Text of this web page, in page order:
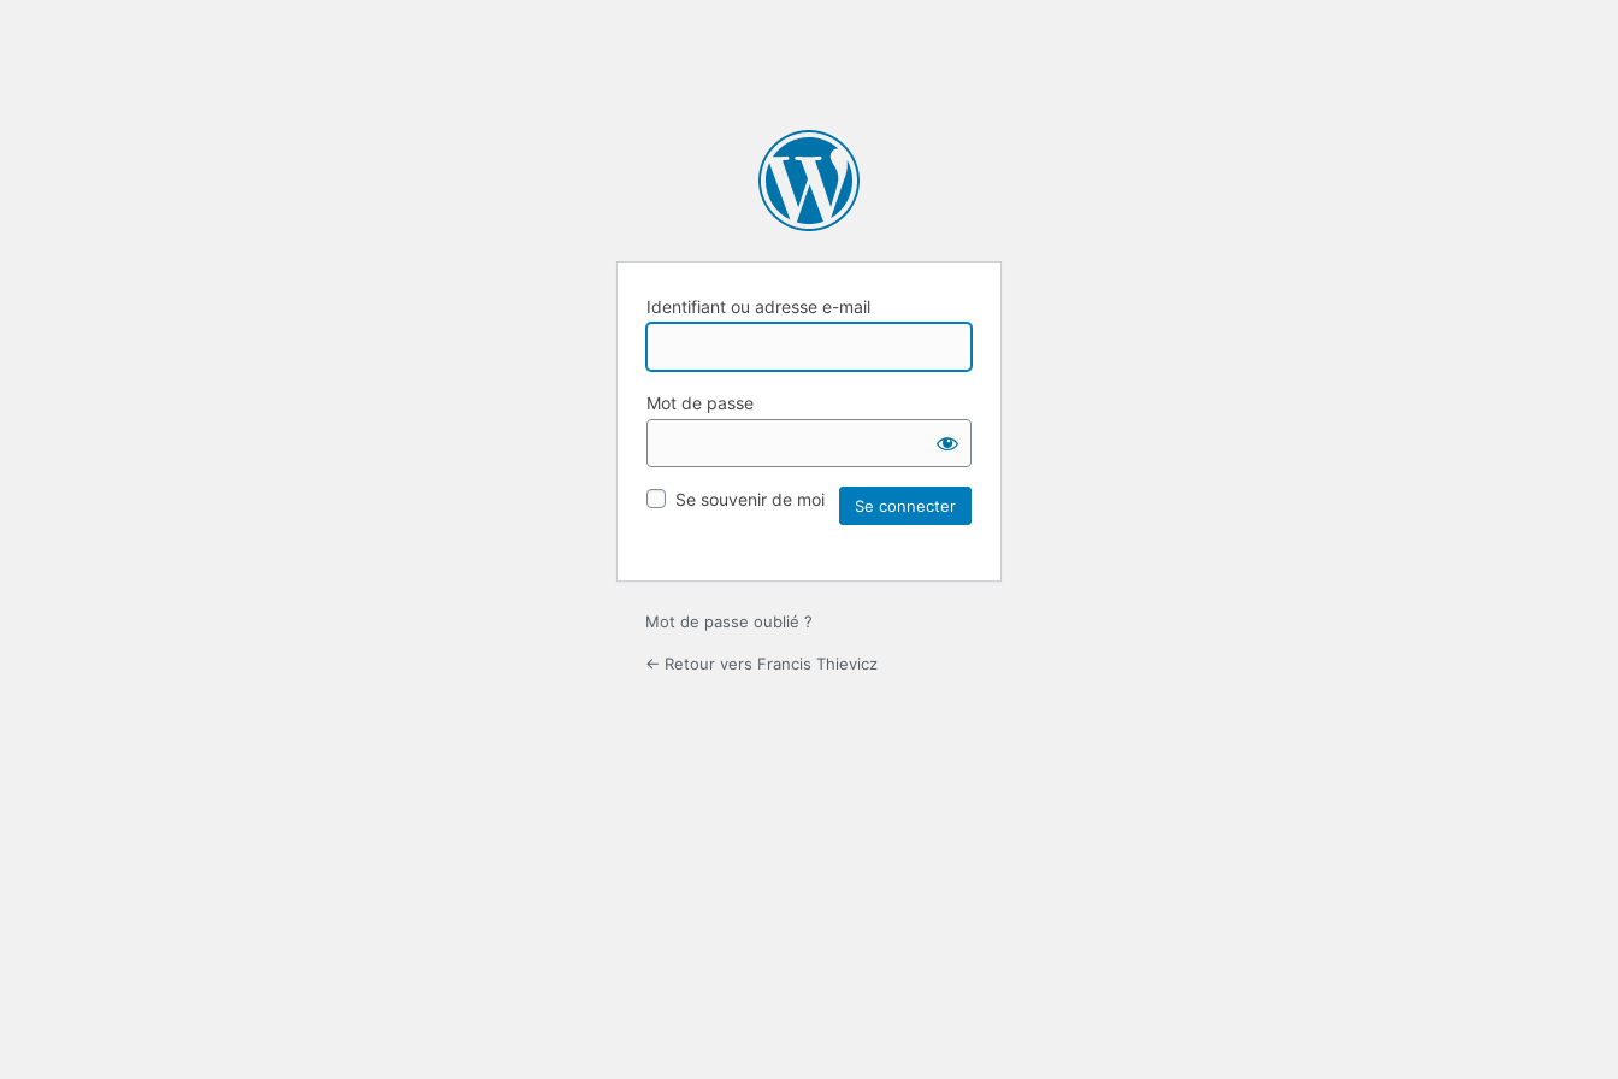
Identifiant ou adresse e-mail
Mot de passe
Se souvenir de moi
Mot de passe oublié ?
← Retour vers Francis Thievicz